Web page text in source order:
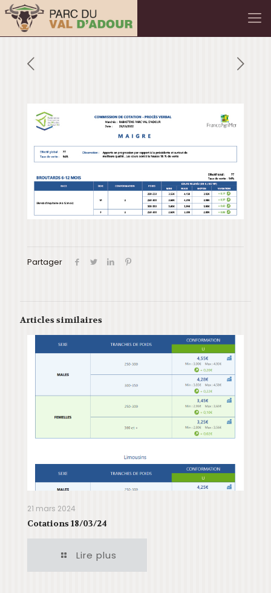
Partager
Articles similaires
21 mars 2024
Cotations 18/03/24
Lire plus